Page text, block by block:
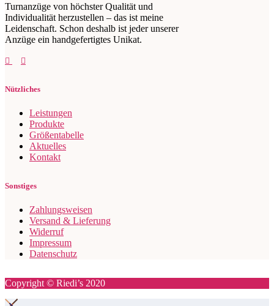
Turnanzüge von höchster Qualität und
Individualität herzustellen – das ist meine
Leidenschaft. Schon deshalb ist jeder unserer
Anzüge ein handgefertigtes Unikat.
Nützliches
Leistungen
Produkte
Größentabelle
Aktuelles
Kontakt
Sonstiges
Zahlungsweisen
Versand & Lieferung
Widerruf
Impressum
Datenschutz
Copyright © Riedi’s 2020